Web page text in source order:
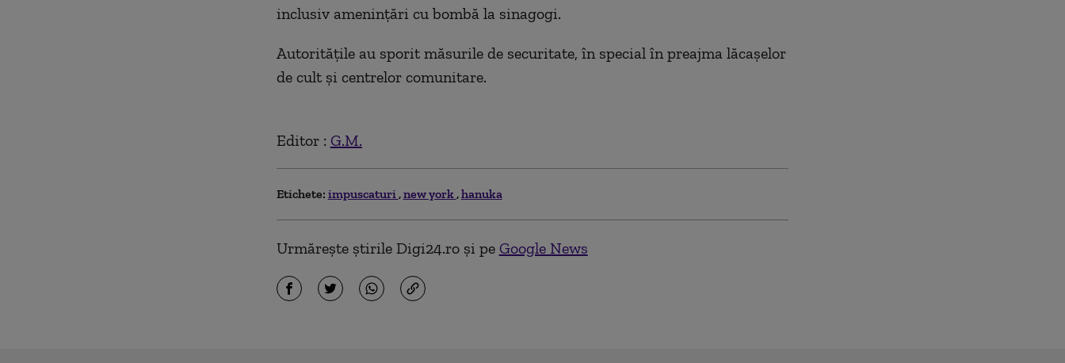
inclusiv amenințări cu bombă la sinagogi.
Autoritățile au sporit măsurile de securitate, în special în preajma lăcașelor
de cult și centrelor comunitare.
Editor : G.M.
Etichete: impuscaturi new york hanuka
Urmărește știrile Digi24.ro și pe Google News